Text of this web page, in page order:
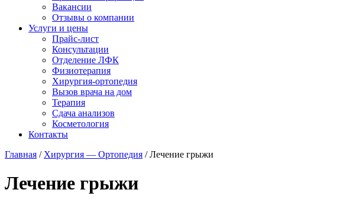
Вакансии
Отзывы о компании
Услуги и цены
Прайс-лист
Консультации
Отделение ЛФК
Физиотерапия
Хирургия-ортопедия
Вызов врача на дом
Терапия
Сдача анализов
Косметология
Контакты
Главная / Хирургия — Ортопедия / Лечение грыжи
Лечение грыжи